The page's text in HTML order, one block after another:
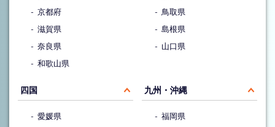
京都府
滋賀県
奈良県
和歌山県
鳥取県
島根県
山口県
四国
愛媛県
九州・沖縄
福岡県